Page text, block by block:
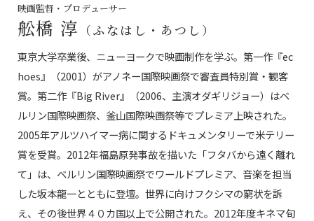
映画監督・プロデューサー
舩橋 淳 （ふなはし・あつし）
東京大学卒業後、ニューヨークで映画制作を学ぶ。第一作『ec
hoes』（2001）がアノネー国際映画祭で審査員特別賞・観客
賞。第二作『Big River』（2006、主演オダギリジョー）はベ
ルリン国際映画祭、釜山国際映画祭等でプレミア上映された。
2005年アルツハイマー病に関するドキュメンタリーで米テリー
賞を受賞。2012年福島原発事故を描いた「フタバから遠く離れ
て」は、ベルリン国際映画祭でワールドプレミア、音楽を担当
した坂本龍一とともに登壇。世界に向けフクシマの窮状を訴
え、その後世界４０カ国以上で公開された。2012年度キネマ旬